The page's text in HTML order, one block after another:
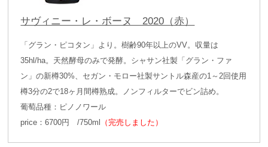
サヴィニー・レ・ボーヌ 2020（赤）
「グラン・ピコタン」より。樹齢90年以上のVV。収量は
35hl/ha。天然酵母のみで発酵。シャサン社製「グラン・ファ
ン」の新樽30%、セガン・モロー社製サントル森産の1～2回使用
樽3分の2で18ヶ月間樽熟成。ノンフィルターでビン詰め。
葡萄品種：ピノノワール
price：6700円 /750ml
（完売しました）